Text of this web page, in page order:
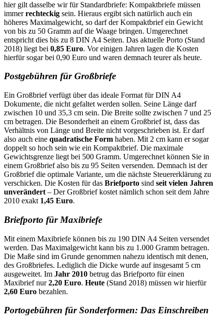
hier gilt dasselbe wir für Standardbriefe: Kompaktbriefe müssen
immerrechteckig sein. Hieraus ergibt sich natürlich auch ein
höheres Maximalgewicht, so darf der Kompaktbrief ein Gewicht
von bis zu 50 Gramm auf die Waage bringen. Umgerechnet
entspricht dies bis zu 8 DIN A4 Seiten. Das aktuelle Porto (Stand
2018) liegt bei 0,85 Euro. Vor einigen Jahren lagen die Kosten
hierfür sogar bei 0,90 Euro und waren demnach teurer als heute.
Postgebühren für Großbriefe
Ein Großbrief verfügt über das ideale Format für DIN A4
Dokumente, die nicht gefaltet werden sollen. Seine Länge darf
zwischen 10 und 35,3 cm sein. Die Breite sollte zwischen 7 und 25
cm betragen. Die Besonderheit an einem Großbrief ist, dass das
Verhältnis von Länge und Breite nicht vorgeschrieben ist. Er darf
also auch eine quadratische Form haben. Mit 2 cm kann er sogar
doppelt so hoch sein wie ein Kompaktbrief. Die maximale
Gewichtsgrenze liegt bei 500 Gramm. Umgerechnet können Sie in
einem Großbrief also bis zu 95 Seiten versenden. Demnach ist der
Großbrief die optimale Variante, um die nächste Steuererklärung zu
verschicken. Die Kosten für das Briefporto sind seit vielen Jahren
unverändert – Der Großbrief kostet nämlich schon seit dem Jahre
2010 exakt 1,45 Euro.
Briefporto für Maxibriefe
Mit einem Maxibriefe können bis zu 190 DIN A4 Seiten versendet
werden. Das Maximalgewicht kann bis zu 1.000 Gramm betragen.
Die Maße sind im Grunde genommen nahezu identisch mit denen,
des Großbriefes. Lediglich die Dicke wurde auf insgesamt 5 cm
ausgeweitet. Im Jahr 2010 betrug das Briefporto für einen
Maxibrief nur2,20 Euro. Heute (Stand 2018) müssen wir hierfür
2,60 Euro bezahlen.
Portogebühren für Sonderformen: Das Einschreiben